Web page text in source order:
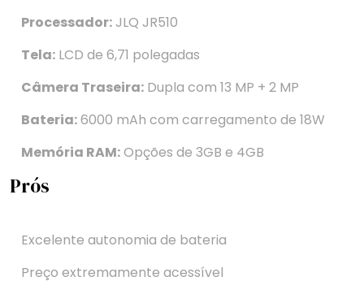
Processador: JLQ JR510
Tela: LCD de 6,71 polegadas
Câmera Traseira: Dupla com 13 MP + 2 MP
Bateria:6000 mAh com carregamento de 18W
Memória RAM:Opções de 3GB e 4GB
Prós
Excelente autonomia de bateria
Preço extremamente acessível